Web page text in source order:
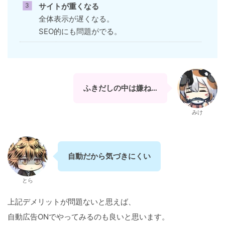
サイトが重くなる
全体表示が遅くなる。
SEO的にも問題がでる。
ふきだしの中は嫌ね…
みけ
とら
自動だから気づきにくい
上記デメリットが問題ないと思えば、
自動広告ONでやってみるのも良いと思います。